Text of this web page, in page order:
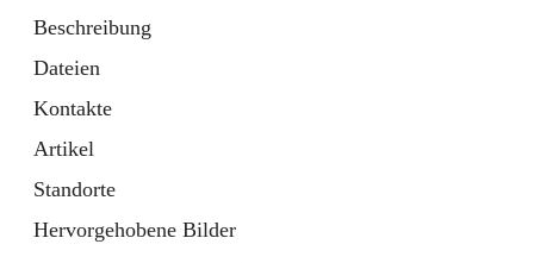
Beschreibung
Dateien
Kontakte
Artikel
Standorte
Hervorgehobene Bilder